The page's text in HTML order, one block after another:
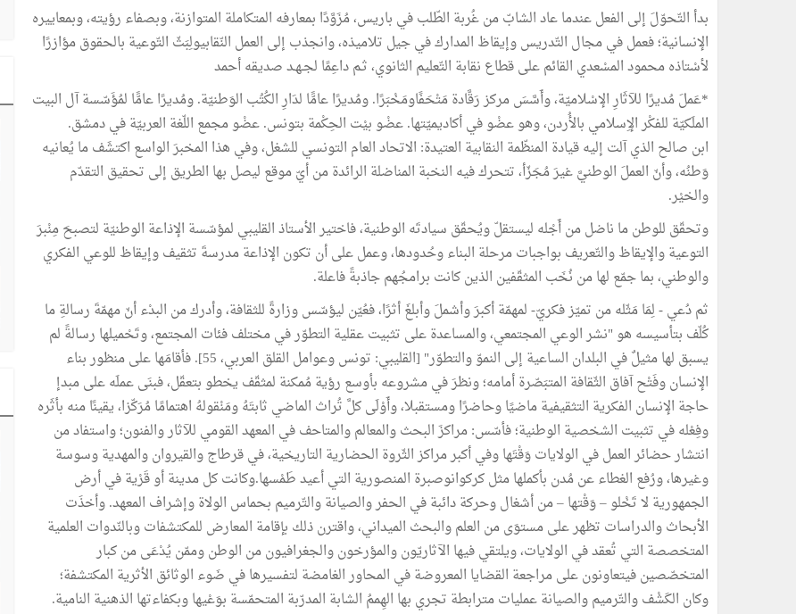
بدأ التّحوّلَ إلى الفعل عندما عاد الشابّ من غُربة الطّلب في باريس، مُزَوَّدًا بمعارفه المتكاملة المتوازنة، وبصفاء رؤيته، وبمعاييره
الإنسانية؛ فعمل في مجال التّدريس وإيقاظ المدارك في جيل تلاميذه، وانجذب إلى العمل النّقابيولِبَثّ التّوعية بالحقوق مؤازرًا
لأسْتاذه محمود المسْعدي القائم على قطاع نقابة التّعليم الثانوي، ثـم داعِمًا لجـهـد صديقه أحمد
*عَملَ مُديرًا للآثَارِ الإسْلاميّة، وأَسَّسَ مركز رَقَّادة مَتْحَفًاومَخْبَرًا. ومُديرًا عامًّا لدَارِ الكُتُب الوَطنيّة. ومُديرًا عامًّا لمُؤَسّسة آل البيت
الملَكيّة للفكْر الإِسلامي بالأُردن، وهو عضْو في أكاديميّتها. عضْو بيْت الحِكْمة بتونس. عضْو مجمع اللّغة العربيّة في دمشق.
ابن صالح الذي آلت إليه قيادة المنظّمة النقابية العتيدة: الاتحاد العام التونسي للشغل، وفي هذا المخبرَ الواسع اكتشَف ما يُعانيه
وَطنُه، وأنّ العملَ الوطنيَّ غيرَ مُجَزّأ، تتحرك فيه النخبة المناضلة الرائدة من أيّ موقع ليصل بها الطريق إلى تحقيق التقدّم
والخيْر.
وتحقّق للوطن ما ناضل من أَجْله ليستقلّ ويُحقّق سيادتَه الوطنية، فاختير الأستاذ القليبي لمؤسّسة الإذاعة الوطنيّة لتصبحَ مِنْبرَ
التوعية والإيقاظ والتّعريف بواجبات مرحلة البناء وحُدودها، وعمل على أن تكون الإذاعة مدرسةَ تثقيف وإيقاظ للوعي الفكري
والوطني، بما جمّع لها من نُخَب المثقّفين الذين كانت برامجُهم جاذبةً فاعلة.
ثم دُعي - لِمَا مَثّله من تميّز فكريّ- لمهمّة أكبرَ وأشملَ وأبلغَ أثرًا، فعُيّن ليؤسّس وزارةً للثقافة، وأدرك من البدْء أنّ مهمّةَ رسالةِ ما
كُلّف بتأسيسه هو "نشر الوعي المجتمعي، والمساعدة على تثبيت عقلية التطوّر في مختلف فئات المجتمع، وتَحْميلها رسالةً لم
يسبق لها مثيلٌ في البلدان الساعية إلى النموّ والتطوّر" [القليبي: تونس وعوامل القلق العربي، 55]. فأقامَها على منظور بناء
الإنسان وفَتْح آفاق الثّقافة المتبَصّرة أمامه؛ ونظرَ في مشروعه بأوسع رؤية مُمكنة لمثقّف يخطو بتعقّل، فبنَى عملَه على مبدإ
حاجة الإنسان الفكرية التثقيفية ماضيًا وحاضرًا ومستقبلا، وأَوْلَى كلَّ تُراث الماضي ثابتَهُ ومَنْقولهُ اهتمامًا مُرَكّزا، يقينًا منه بأثَره
وفِعْله في تثبيت الشخصية الوطنية؛ فأسّس: مراكزَ البحث والمعالم والمتاحف في المعهد القومي للآثار والفنون؛ واستفاد من
انتشار حضائر العمل في الولايات وَقْتَها وفي أكبر مراكز الثّروة الحضارية التاريخية، في قرطاج والقيروان والمهدية وسوسة
وغيرها، ورُفع الغطاء عن مُدن بأكملها مثل كركوانوصبرة المنصورية التي أعيد طَمْسها.وكانت كل مدينة أو قَرْية في أرض
الجمهورية لا تَخْلو – وَقْتها – من أشغال وحركة دائبة في الحفر والصيانة والتّرميم بحماس الولاة وإشراف المعهد. وأخذَت
الأبحاث والدراسات تظهر على مستوَى من العلم والبحث الميداني، واقترن ذلك بإقامة المعارض للمكتشفات وبالنّدوات العلمية
المتخصصة التي تُعقد في الولايات، ويلتقي فيها الآثاريّون والمؤرخون والجغرافيون من الوطن وممّن يُدْعَى من كبار
المتخصّصين فيتعاونون على مراجعة القضايا المعروضة في المحاور الغامضة لتفسيرها في ضَوء الوثائق الأثرية المكتشفة؛
وكان الكَشْف والتّرميم والصيانة عمليات مترابطة تجري بها الهِممُ الشابة المدرّبة المتحمّسة بوَعْيها وبكفاءتها الذهنية النامية.